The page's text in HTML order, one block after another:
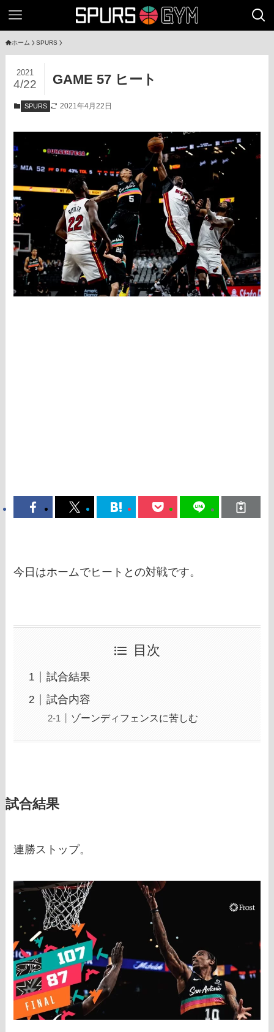
ホーム SPURS
GAME 57 ヒート
2021
4/22
SPURS 2021年4月22日
今日はホームでヒートとの対戦です。
目次
試合結果
試合内容
ゾーンディフェンスに苦しむ
試合結果
連勝ストップ。